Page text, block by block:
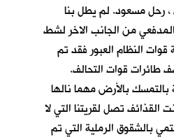
رحل مسعود. لم يطل بنا
من الجانب الاخر لشط
النظام العبور فقد تم
طائرات قوات التحالف.
بالأرض مهما نالها
تصل لقريتنا التي لا
بالشقوق الرملية التي تم